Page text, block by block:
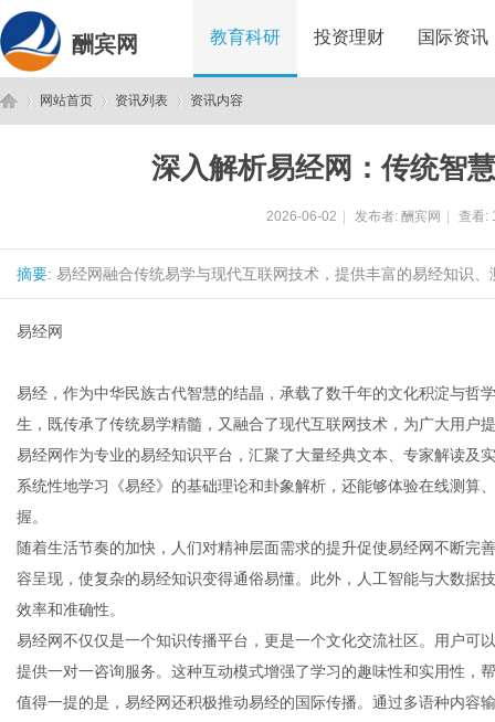
酬宾网 教育科研 投资理财 国际资讯
网站首页 资讯列表 资讯内容
深入解析易经网：传统智
2026-06-02 发布者: 酬宾网 查看:
摘要: 易经网融合传统易学与现代互联网技术，提供丰富的易经知识
易经网
易经，作为中华民族古代智慧的结晶，承载了数千年的文化积淀与哲
生，既传承了传统易学精髓，又融合了现代互联网技术，为广大用户
易经网作为专业的易经知识平台，汇聚了大量经典文本、专家解读及
系统性地学习《易经》的基础理论和卦象解析，还能够体验在线测算
握。
随着生活节奏的加快，人们对精神层面需求的提升促使易经网不断完
容呈现，使复杂的易经知识变得通俗易懂。此外，人工智能与大数据
效率和准确性。
易经网不仅仅是一个知识传播平台，更是一个文化交流社区。用户可
提供一对一咨询服务。这种互动模式增强了学习的趣味性和实用性，
值得一提的是，易经网还积极推动易经的国际传播。通过多语种内容